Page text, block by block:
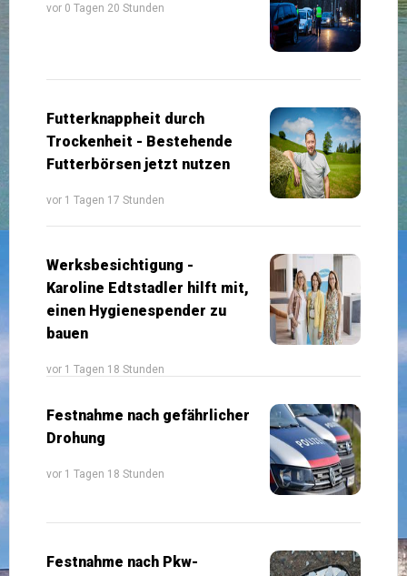
vor 0 Tagen 20 Stunden
Futterknappheit durch
Trockenheit - Bestehende
Futterbörsen jetzt nutzen
vor 1 Tagen 17 Stunden
Werksbesichtigung -
Karoline Edtstadler hilft mit,
einen Hygienespender zu
bauen
vor 1 Tagen 18 Stunden
Festnahme nach gefährlicher
Drohung
vor 1 Tagen 18 Stunden
Festnahme nach Pkw-